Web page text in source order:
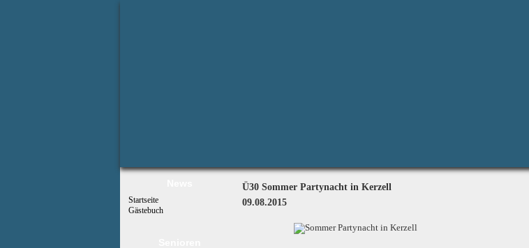
Startseite
Gästebuch
Ü30 Sommer Partynacht in Kerzell
09.08.2015